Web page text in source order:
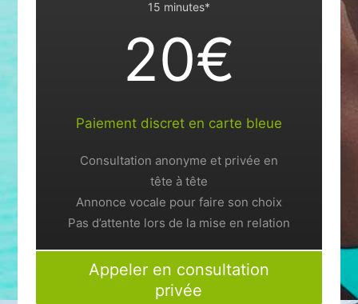
15 minutes*
20€
Paiement discret en carte bleue
Consultation anonyme et privée en
tête à tête
Annonce vocale pour faire son choix
Pas d’attente lors de la mise en relation
Appeler en consultation
privée